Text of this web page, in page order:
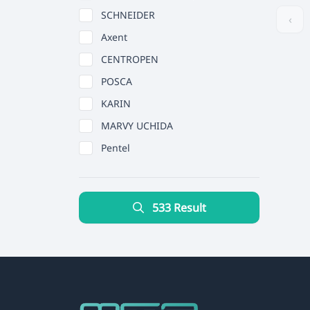
SCHNEIDER
Axent
CENTROPEN
POSCA
KARIN
MARVY UCHIDA
Pentel
533 Result
‹